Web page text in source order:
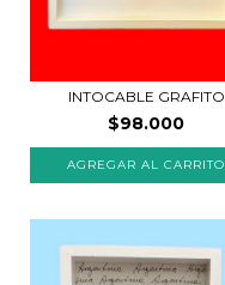
INTOCABLE GRAFITO
$98.000
AGREGAR AL CARRITO